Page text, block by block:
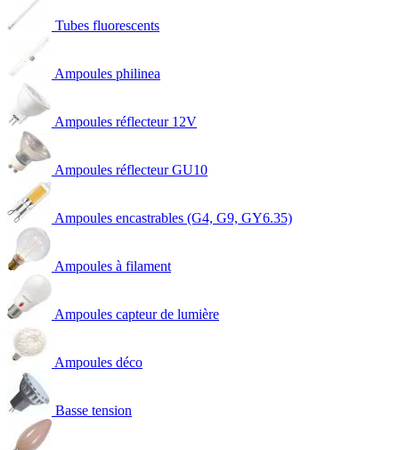
Tubes fluorescents
Ampoules philinea
Ampoules réflecteur 12V
Ampoules réflecteur GU10
Ampoules encastrables (G4, G9, GY6.35)
Ampoules à filament
Ampoules capteur de lumière
Ampoules déco
Basse tension